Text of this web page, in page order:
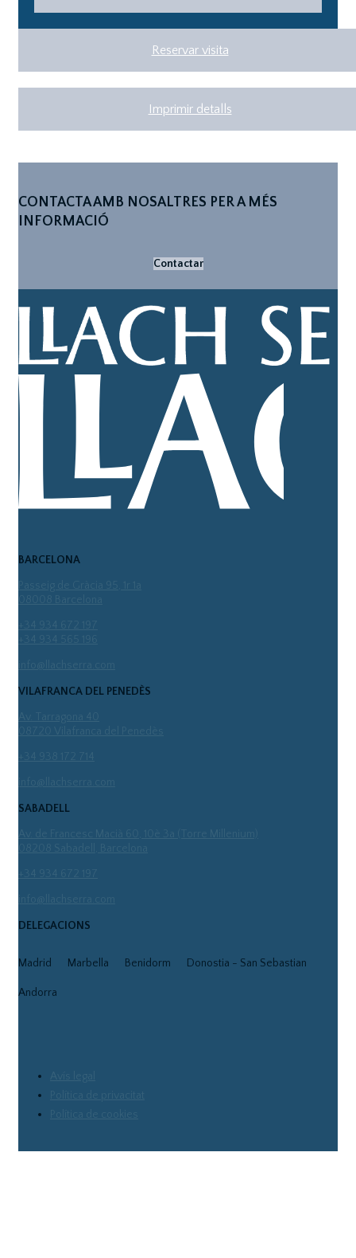
Reservar visita
Imprimir detalls
CONTACTA AMB NOSALTRES PER A MÉS
INFORMACIÓ
Contactar
BARCELONA
info@llachserra.com
VILAFRANCA DEL PENEDÈS
info@llachserra.com
SABADELL
Av. de Francesc Macià 60, 10è 3a (Torre Millenium)
info@llachserra.com
DELEGACIONS
Madrid Marbella Benidorm Donostia - San Sebastian
Andorra